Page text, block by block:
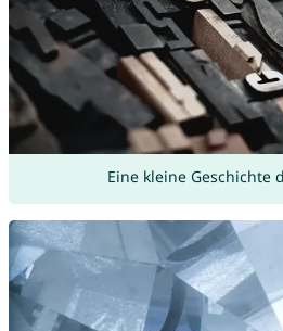
Eine kleine Geschichte